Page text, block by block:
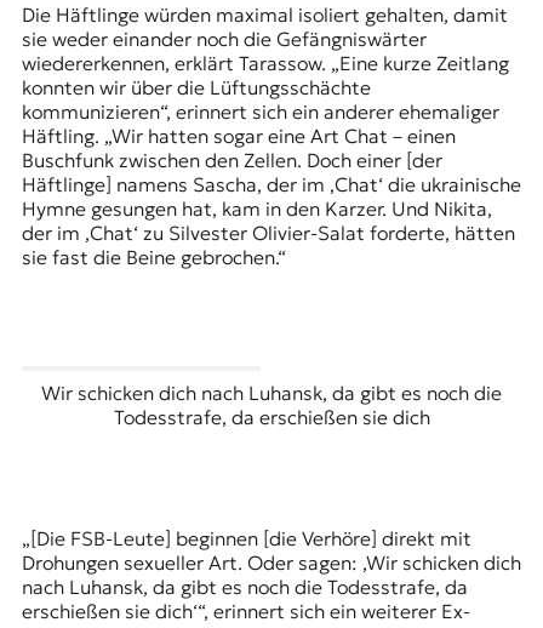
Die Häftlinge würden maximal isoliert gehalten, damit
sie weder einander noch die Gefängniswärter
wiedererkennen, erklärt Tarassow. „Eine kurze Zeitlang
konnten wir über die Lüftungsschächte
kommunizieren“, erinnert sich ein anderer ehemaliger
Häftling. „Wir hatten sogar eine Art Chat – einen
Buschfunk zwischen den Zellen. Doch einer [der
Häftlinge] namens Sascha, der im ‚Chat‘ die ukrainische
Hymne gesungen hat, kam in den Karzer. Und Nikita,
der im ‚Chat‘ zu Silvester Olivier-Salat forderte, hätten
sie fast die Beine gebrochen.“
Wir schicken dich nach Luhansk, da gibt es noch die
Todesstrafe, da erschießen sie dich
„[Die FSB-Leute] beginnen [die Verhöre] direkt mit
Drohungen sexueller Art. Oder sagen: ‚Wir schicken dich
nach Luhansk, da gibt es noch die Todesstrafe, da
erschießen sie dich‘“, erinnert sich ein weiterer Ex-